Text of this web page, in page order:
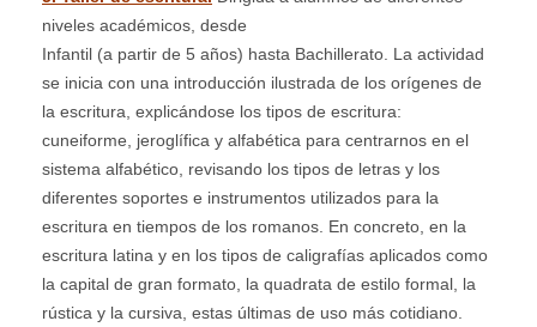
niveles académicos, desde
Infantil (a partir de 5 años) hasta Bachillerato. La actividad
se inicia con una introducción ilustrada de los orígenes de
la escritura, explicándose los tipos de escritura:
cuneiforme, jeroglífica y alfabética para centrarnos en el
sistema alfabético, revisando los tipos de letras y los
diferentes soportes e instrumentos utilizados para la
escritura en tiempos de los romanos. En concreto, en la
escritura latina y en los tipos de caligrafías aplicados como
la capital de gran formato, la quadrata de estilo formal, la
rústica y la cursiva, estas últimas de uso más cotidiano.